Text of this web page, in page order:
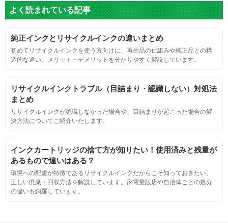
標準カラーサンプルを印刷する。
鮮やか、リアル、彩度、シャープなど、
標準カラ―サンプルと比べて大きな違いがないこと。
におい
サンプルシートを印刷し、直接においを嗅ぐ。
互換性
互換性テスト用のサンプルを印刷する。
よく読まれている記事
純正インクとリサイクルインクの違いまとめ
初めてリサイクルインクを使う方向けに、再生品の仕組みや純正品との構
造的な違い、メリット・デメリットを分かりやすく解説しています。
リサイクルインクトラブル（目詰まり・認識しない）対処法
まとめ
リサイクルインクが認識しなかった場合や、目詰まりが起こった場合の解
決方法についてご紹介いたします。
インクカートリッジの捨て方が知りたい！使用済みと残量が
あるもので違いはある？
環境への配慮が特徴であるリサイクルインクだからこそ知っておきたい、
正しい廃棄・回収方法を解説しています。家電量販店や自治体ごとの処分
の違いも網羅しています。